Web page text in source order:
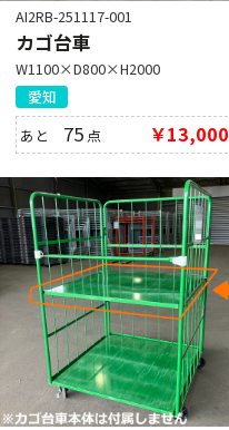
AI2RB-251117-001
カゴ台車
W1100×D800×H2000
愛知
あと 75 点 ￥13,000